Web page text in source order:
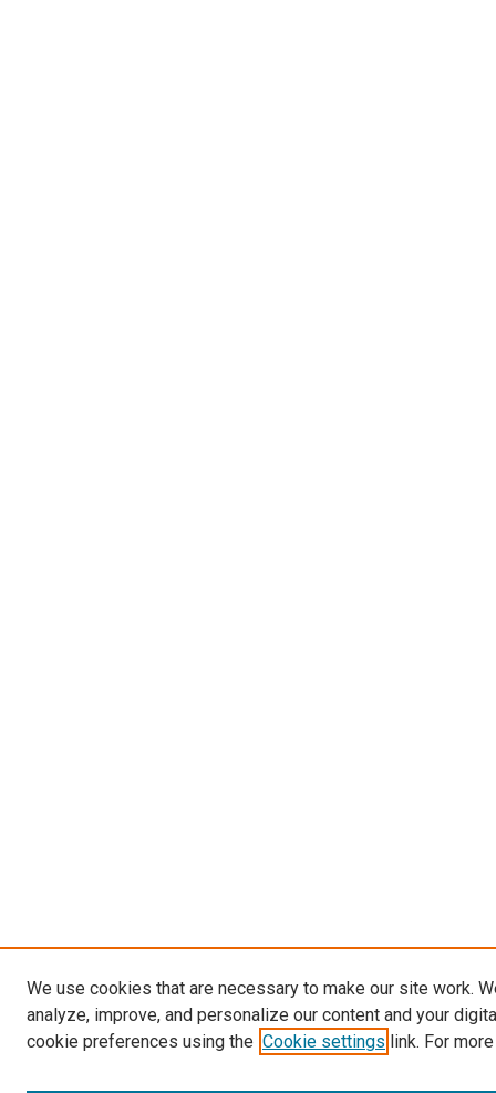
We use cookies that are necessary to make our site work.
analyze, improve, and personalize our content and your
cookie preferences using the Cookie settings link. For